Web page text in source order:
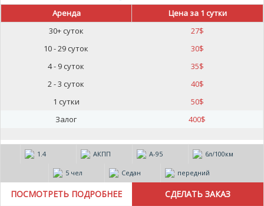
Аренда
Цена за 1 сутки
30+ суток
27$
10 - 29 суток
30$
4 - 9 суток
35$
2 - 3 суток
40$
1 сутки
50$
Залог
400$
1.4 АКПП А-95 6л/100км
5 чел Седан передний
ПОСМОТРЕТЬ ПОДРОБНЕЕ